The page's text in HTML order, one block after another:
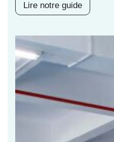
Lire notre guide